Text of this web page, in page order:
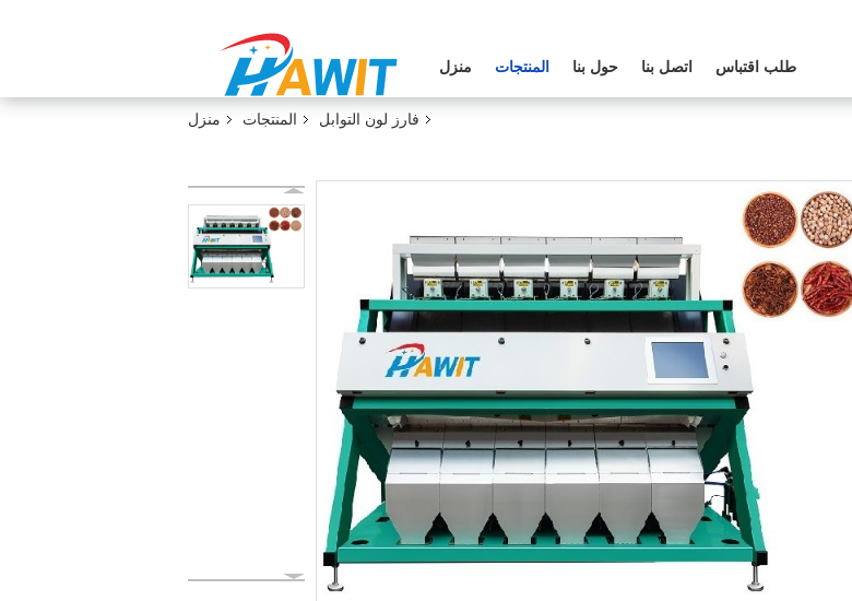
منزل المنتجات حول بنا اتصل بنا طلب اقتباس
منزل المنتجات فارز لون التوابل